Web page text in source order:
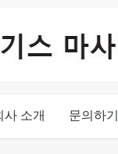
사 소개 문의하기